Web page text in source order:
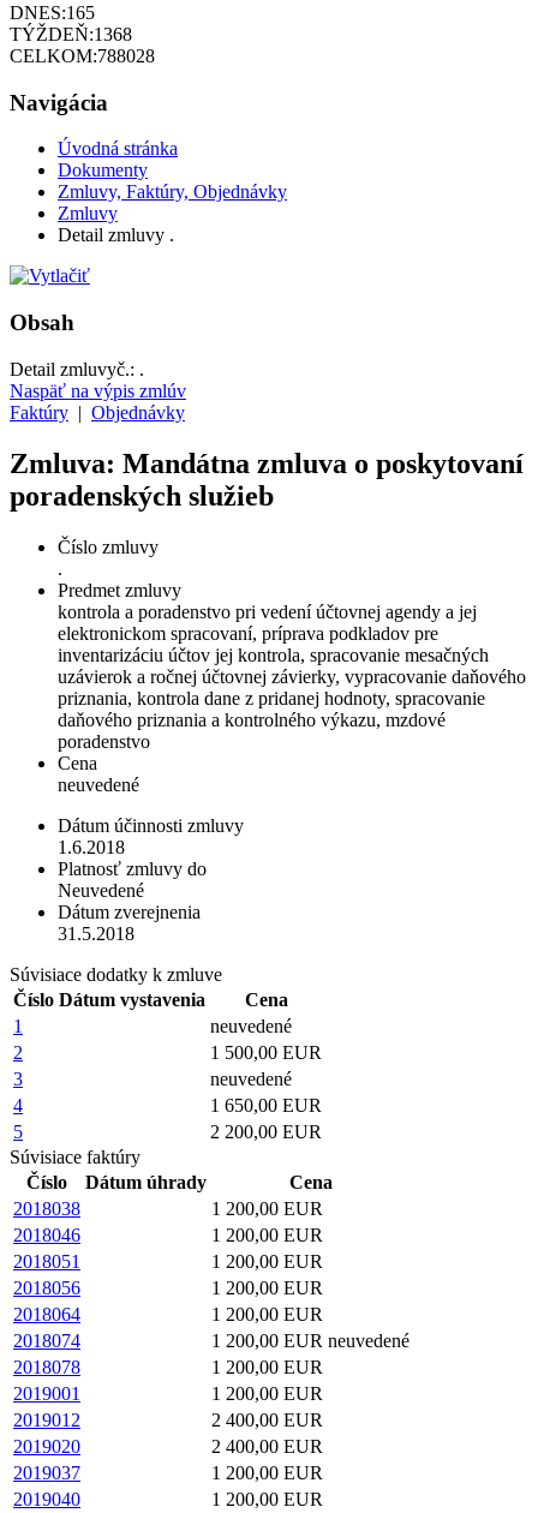
DNES:165
TÝŽDEŇ:1368
CELKOM:788028
Navigácia
Úvodná stránka
Dokumenty
Zmluvy, Faktúry, Objednávky
Zmluvy
Detail zmluvy .
Obsah
Detail zmluvyč.: .
Naspäť na výpis zmlúv
Faktúry | Objednávky
Zmluva: Mandátna zmluva o poskytovaní
poradenských služieb
Číslo zmluvy
.
Predmet zmluvy
kontrola a poradenstvo pri vedení účtovnej agendy a jej
elektronickom spracovaní, príprava podkladov pre
inventarizáciu účtov jej kontrola, spracovanie mesačných
uzávierok a ročnej účtovnej závierky, vypracovanie daňového
priznania, kontrola dane z pridanej hodnoty, spracovanie
daňového priznania a kontrolného výkazu, mzdové
poradenstvo
Cena
neuvedené
Dátum účinnosti zmluvy
1.6.2018
Platnosť zmluvy do
Neuvedené
Dátum zverejnenia
31.5.2018
Súvisiace dodatky k zmluve
Číslo Dátum vystavenia
Cena
1
neuvedené
2
1 500,00 EUR
3
neuvedené
4
1 650,00 EUR
5
2 200,00 EUR
Súvisiace faktúry
Číslo
Dátum úhrady
Cena
2018038
1 200,00 EUR
2018046
1 200,00 EUR
2018051
1 200,00 EUR
2018056
1 200,00 EUR
2018064
1 200,00 EUR
2018074
1 200,00 EUR neuvedené
2018078
1 200,00 EUR
2019001
1 200,00 EUR
2019012
2 400,00 EUR
2019020
2 400,00 EUR
2019037
1 200,00 EUR
2019040
1 200,00 EUR